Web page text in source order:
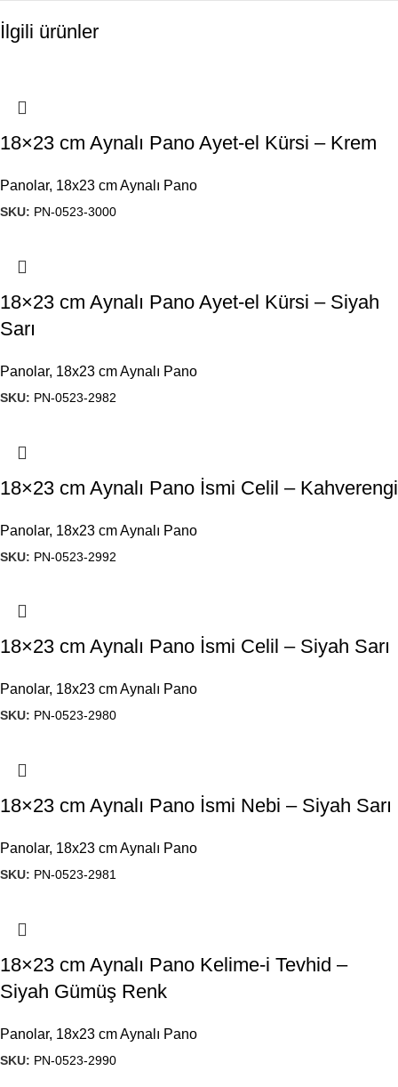
İlgili ürünler
18×23 cm Aynalı Pano Ayet-el Kürsi – Krem
Panolar, 18x23 cm Aynalı Pano
SKU: PN-0523-3000
18×23 cm Aynalı Pano Ayet-el Kürsi – Siyah
Sarı
Panolar, 18x23 cm Aynalı Pano
SKU: PN-0523-2982
18×23 cm Aynalı Pano İsmi Celil – Kahverengi
Panolar, 18x23 cm Aynalı Pano
SKU: PN-0523-2992
18×23 cm Aynalı Pano İsmi Celil – Siyah Sarı
Panolar, 18x23 cm Aynalı Pano
SKU: PN-0523-2980
18×23 cm Aynalı Pano İsmi Nebi – Siyah Sarı
Panolar, 18x23 cm Aynalı Pano
SKU: PN-0523-2981
18×23 cm Aynalı Pano Kelime-i Tevhid –
Siyah Gümüş Renk
Panolar, 18x23 cm Aynalı Pano
SKU: PN-0523-2990